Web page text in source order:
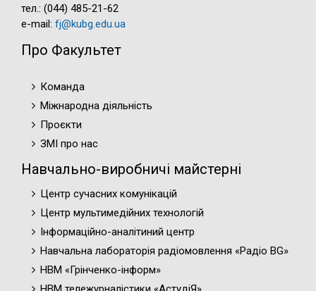
тел.: (044) 485-21-62
e-mail: fj@kubg.edu.ua
Про Факультет
Команда
Міжнародна діяльність
Проєкти
ЗМІ про нас
Навчально-виробничі майстерні
Центр сучасних комунікацій
Центр мультимедійних технологій
Інформаційно-аналітиний центр
Навчальна лабораторія радіомовлення «Радіо BG»
НВМ «Грінченко-інформ»